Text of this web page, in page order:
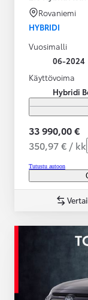
Rovaniemi
HYBRIDI
Vuosimalli
06-2024
Käyttövoima
Hybridi
33 990,00 €
350,97 € / kk
Tutustu autoon